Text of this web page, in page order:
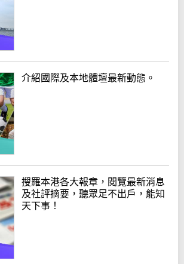
介紹國際及本地體壇最新動態。
搜羅本港各大報章，閱覽最新消息
及社評摘要，聽眾足不出戶，能知
天下事！